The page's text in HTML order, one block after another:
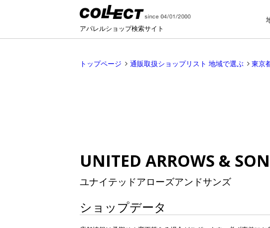
アパレルショップ検索サイト
トップページ 通販取扱ショップリスト 地域で選ぶ 東京
UNITED ARROWS &
ユナイテッドアローズアンドサンズ
ショップデータ